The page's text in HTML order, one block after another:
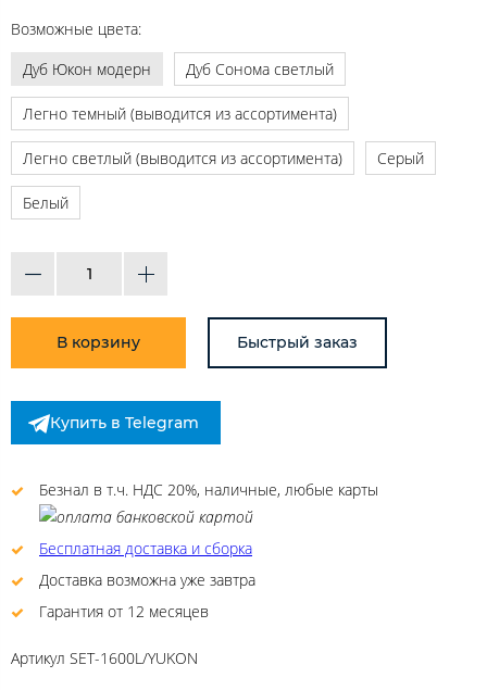
Возможные цвета:
Дуб Юкон модерн
Дуб Сонома светлый
Легно темный (выводится из ассортимента)
Легно светлый (выводится из ассортимента) Серый
Белый
В корзину Быстрый заказ
Купить в Telegram
Безнал в т.ч. НДС 20%, наличные, любые карты
Бесплатная доставка и сборка
Доставка возможна уже завтра
Гарантия от 12 месяцев
Артикул SET-1600L/YUKON